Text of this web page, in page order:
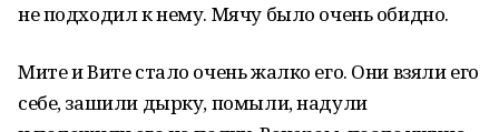
не подходил к нему. Мячу было очень обидно.
Мите и Вите стало очень жалко его. Они взяли его
себе, зашили дырку, помыли, надули